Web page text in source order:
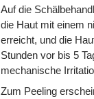
Auf die
die Haut mit einem
erreicht, und die
Stunden vor bis 5
mechanische
Zum Peeling